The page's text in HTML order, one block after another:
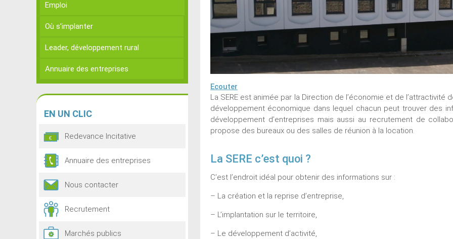
Ecouter
La SERE est animée par la Direction de l’économie et de l’attractivité
développement économique dans lequel chacun peut trouver des
développement d’entreprises mais aussi au recrutement de
propose des bureaux ou des salles de réunion à la location.
La SERE c’est quoi ?
C’est l’endroit idéal pour obtenir des informations sur :
– La création et la reprise d’entreprise,
– L’implantation sur le territoire,
– Le développement d’activité,
Emploi
Où s’implanter
Leader, développement rural
Annuaire des entreprises
EN UN CLIC
Redevance Incitative
Annuaire des entreprises
Nous contacter
Recrutement
Marchés publics